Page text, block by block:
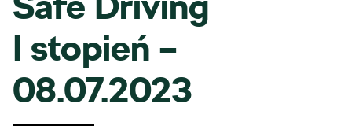
I stopień –
08.07.2023